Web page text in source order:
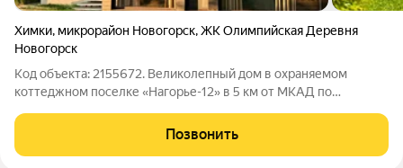
Химки, микрорайон Новогорск,ЖК Олимпийская Деревня
Новогорск
Код объекта: 2155672. Великолепный дом в охраняемом
коттеджном поселке «Нагорье-12» в 5 км от МКАД по
и создан греческим архитектором Георгием Папайану по
уникальной технологии, позволившей
Позвонить